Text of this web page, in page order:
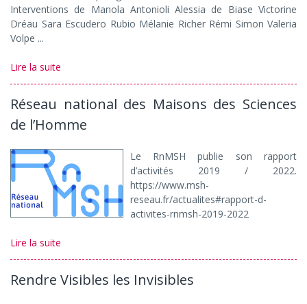
Interventions de Manola Antonioli Alessia de Biase Victorine
Dréau Sara Escudero Rubio Mélanie Richer Rémi Simon Valeria
Volpe ...
Lire la suite
Réseau national des Maisons des Sciences
de l’Homme
Le RnMSH publie son rapport
d’activités 2019 / 2022.
https://www.msh-
reseau.fr/actualites#rapport-d-
activites-rnmsh-2019-2022
Lire la suite
Rendre Visibles les Invisibles